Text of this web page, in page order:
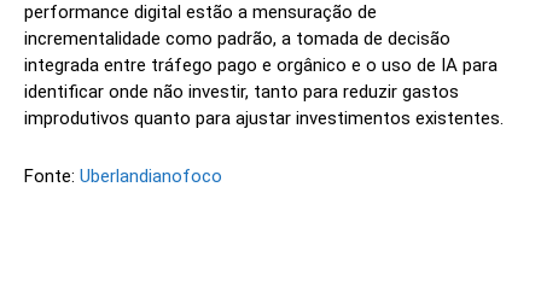
performance digital estão a mensuração de
incrementalidade como padrão, a tomada de decisão
integrada entre tráfego pago e orgânico e o uso de IA para
identificar onde não investir, tanto para reduzir gastos
improdutivos quanto para ajustar investimentos existentes.
Fonte: Uberlandianofoco